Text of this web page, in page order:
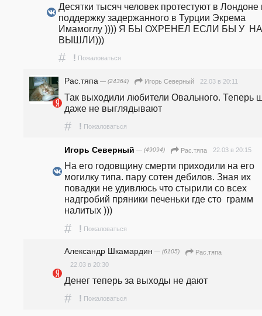
Десятки тысяч человек протестуют в Лондоне
поддержку задержанного в Турции Экрема
Имамоглу )))) Я БЫ ОХРЕНЕЛ ЕСЛИ БЫ У
ВЫШЛИ)))
# ! Пожаловаться
Рас.тяпа — (24364) Игорь Северный 22.03 в 20:11
Так выходили любители Овального. Теперь
даже не выглядывают
# ! Пожаловаться
Игорь Северный — (49094) Рас.тяпа 22.03 в 20:15
На его годовщину смерти приходили на его
могилку типа. пару сотен дебилов. Зная их
повадки не удивлюсь что стырили со всех
надгробий пряники печеньки где сто  грамм
налитых )))
# ! Пожаловаться
Александр Шкамардин — (6105)
Рас.тяпа
22.03 в 20:30
Денег теперь за выходы не дают
# ! Пожаловаться